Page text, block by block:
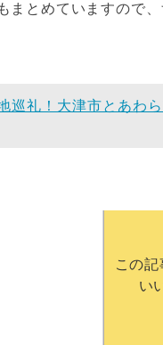
まとめていますので
巡礼！大津市とあわ
この
い